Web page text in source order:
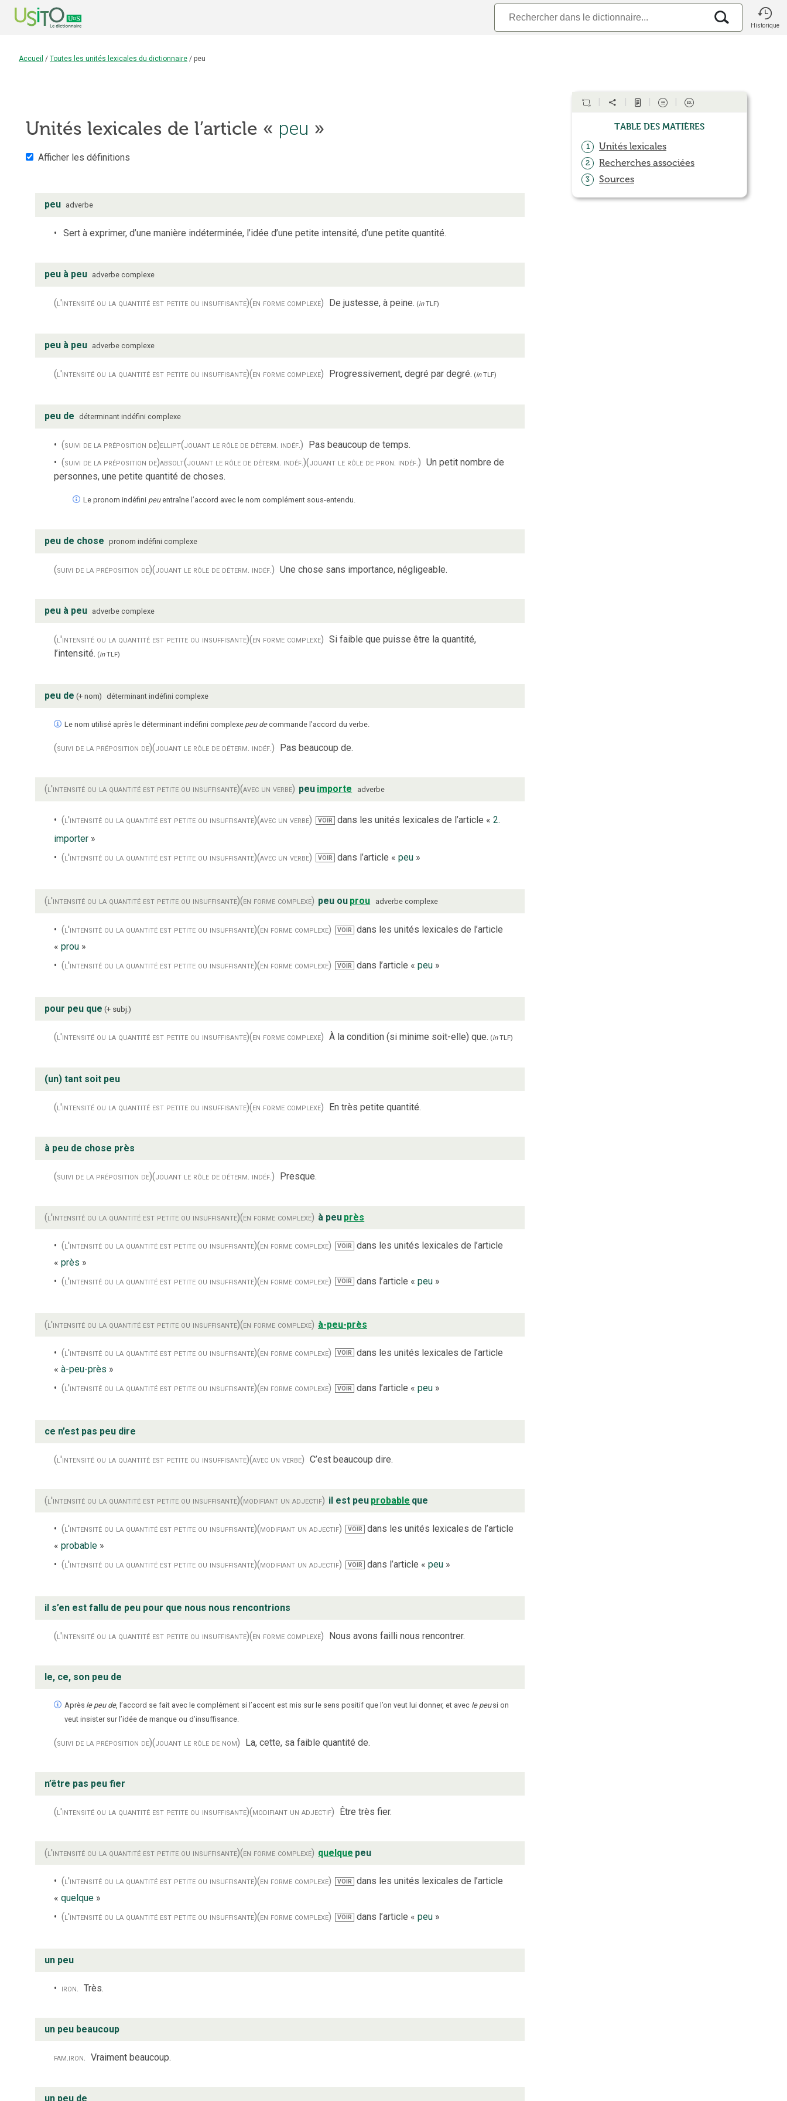
Historique
Accueil / Toutes les unités lexicales du dictionnaire / peu
Unités lexicales de l’article « peu »
Afficher les définitions
peu adverbe
Sert à exprimer, d’une manière indéterminée, l’idée d’une petite intensité, d’une petite quantité.
peu à peu adverbe complexe
(l'intensité ou la quantité est petite ou insuffisante)(en forme complexe) De justesse, à peine. (inTLF)
peu à peu adverbe complexe
(l'intensité ou la quantité est petite ou insuffisante)(en forme complexe) Progressivement, degré par degré. (inTLF)
peu de déterminant indéfini complexe
(suivi de la préposition de)ellipt(jouant le rôle de déterm. indéf.) Pas beaucoup de temps.
(suivi de la préposition de)absolt(jouant le rôle de déterm. indéf.)(jouant le rôle de pron. indéf.) Un petit nombre de
personnes, une petite quantité de choses.
Le pronom indéfini peu entraîne l’accord avec le nom complément sous-entendu.
peu de chose pronom indéfini complexe
(suivi de la préposition de)(jouant le rôle de déterm. indéf.) Une chose sans importance, négligeable.
peu à peu adverbe complexe
(l'intensité ou la quantité est petite ou insuffisante)(en forme complexe) Si faible que puisse être la quantité,
l’intensité. (inTLF)
peu de + nom déterminant indéfini complexe
Le nom utilisé après le déterminant indéfini complexe peu decommande l’accord du verbe.
(suivi de la préposition de)(jouant le rôle de déterm. indéf.) Pas beaucoup de.
(l'intensité ou la quantité est petite ou insuffisante)(avec un verbe) peu importe adverbe
(l'intensité ou la quantité est petite ou insuffisante)(avec un verbe) VOIR dans les unités lexicales de l’article « 2.
importer »
(l'intensité ou la quantité est petite ou insuffisante)(avec un verbe) VOIR dans l’article « peu»
(l'intensité ou la quantité est petite ou insuffisante)(en forme complexe) peu ou prou adverbe complexe
(l'intensité ou la quantité est petite ou insuffisante)(en forme complexe) VOIR dans les unités lexicales de l’article
« prou »
(l'intensité ou la quantité est petite ou insuffisante)(en forme complexe) VOIR dans l’article « peu»
pour peu que + subj.
(l'intensité ou la quantité est petite ou insuffisante)(en forme complexe) À la condition (si minime soit-elle) que. (inTLF)
(un) tant soit peu
(l'intensité ou la quantité est petite ou insuffisante)(en forme complexe) En très petite quantité.
à peu de chose près
(suivi de la préposition de)(jouant le rôle de déterm. indéf.) Presque.
(l'intensité ou la quantité est petite ou insuffisante)(en forme complexe) à peu près
(l'intensité ou la quantité est petite ou insuffisante)(en forme complexe) VOIR dans les unités lexicales de l’article
« près »
(l'intensité ou la quantité est petite ou insuffisante)(en forme complexe) VOIR dans l’article « peu»
(l'intensité ou la quantité est petite ou insuffisante)(en forme complexe) à-peu-près
(l'intensité ou la quantité est petite ou insuffisante)(en forme complexe) VOIR
dans les unités lexicales de l’article
« à-peu-près »
(l'intensité ou la quantité est petite ou insuffisante)(en forme complexe) VOIR dans l’article « peu»
ce n’est pas peu dire
(l'intensité ou la quantité est petite ou insuffisante)(avec un verbe) C’est beaucoup dire.
(l'intensité ou la quantité est petite ou insuffisante)(modifiant un adjectif) il est peu probable que
(l'intensité ou la quantité est petite ou insuffisante)(modifiant un adjectif) VOIR
dans les unités lexicales de l’article
« probable »
(l'intensité ou la quantité est petite ou insuffisante)(modifiant un adjectif) VOIR dans l’article « peu»
il s’en est fallu de peu pour que nous nous rencontrions
(l'intensité ou la quantité est petite ou insuffisante)(en forme complexe) Nous avons failli nous rencontrer.
le, ce, son peu de
Après le peu de, l’accord se fait avec le complément si l’accent est mis sur le sens positif que l’on veut lui donner, et avec le peu si on
veut insister sur l’idée de manque ou d’insuffisance.
(suivi de la préposition de)(jouant le rôle de nom) La, cette, sa faible quantité de.
n’être pas peu fier
(l'intensité ou la quantité est petite ou insuffisante)(modifiant un adjectif) Être très fier.
(l'intensité ou la quantité est petite ou insuffisante)(en forme complexe) quelque peu
(l'intensité ou la quantité est petite ou insuffisante)(en forme complexe) VOIR dans les unités lexicales de l’article
« quelque »
(l'intensité ou la quantité est petite ou insuffisante)(en forme complexe) VOIR dans l’article « peu»
un peu
iron. Très.
un peu beaucoup
fam.iron. Vraiment beaucoup.
un peu de
Table des matières
1 Unités lexicales
2 Recherches associées
3 Sources